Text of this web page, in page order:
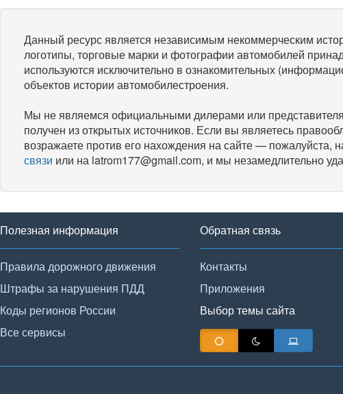
Данный ресурс является независимым некоммерческим
логотипы, торговые марки и фотографии автомобилей
используются исключительно в ознакомительных
объектов истории автомобилестроения.
Мы не являемся официальными дилерами или
получен из открытых источников. Если вы являетесь
возражаете против его нахождения на сайте — пожалуйста,
связи или на latrom177@gmail.com, и мы незамедлительно
Полезная информация
Правила дорожного движения
Штрафы за нарушения ПДД
Коды регионов России
Все сервисы
Обратная связь
Контакты
Приложения
Выбор темы сайта